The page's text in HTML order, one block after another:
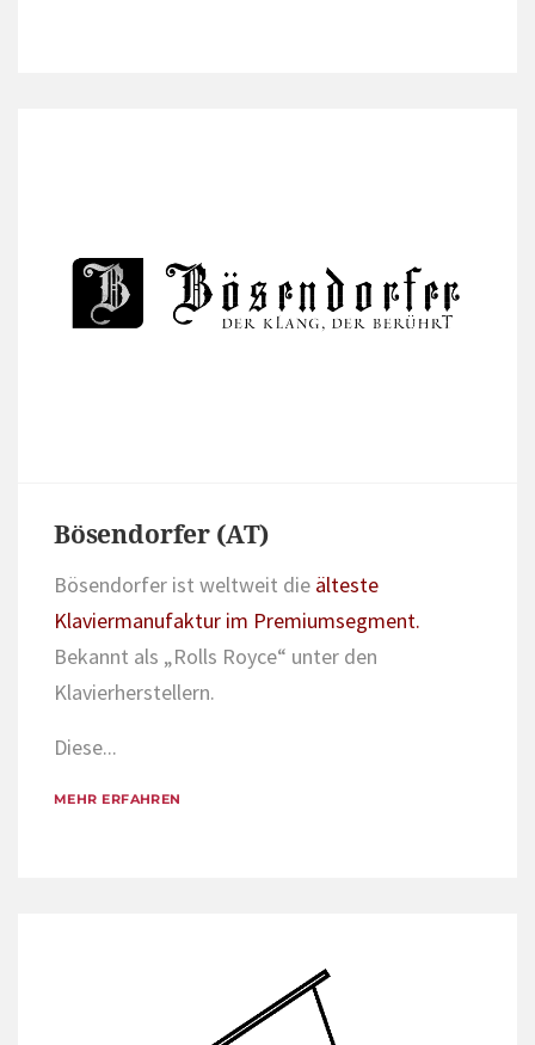
Bösendorfer (AT)
Bösendorfer ist weltweit die älteste
Klaviermanufaktur im Premiumsegment.
Bekannt als „Rolls Royce“ unter den
Klavierherstellern.
Diese...
MEHR ERFAHREN